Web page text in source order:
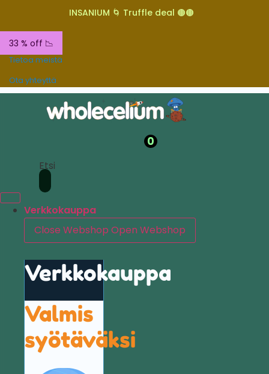
INSANIUM 🌀 Truffle deal 🟤🟤
33 % off 📉
Tietoa meistä
Ota yhteyttä
0
Etsi
Verkkokauppa
Close Webshop Open Webshop
Verkkokauppa
Valmis
syötäväksi